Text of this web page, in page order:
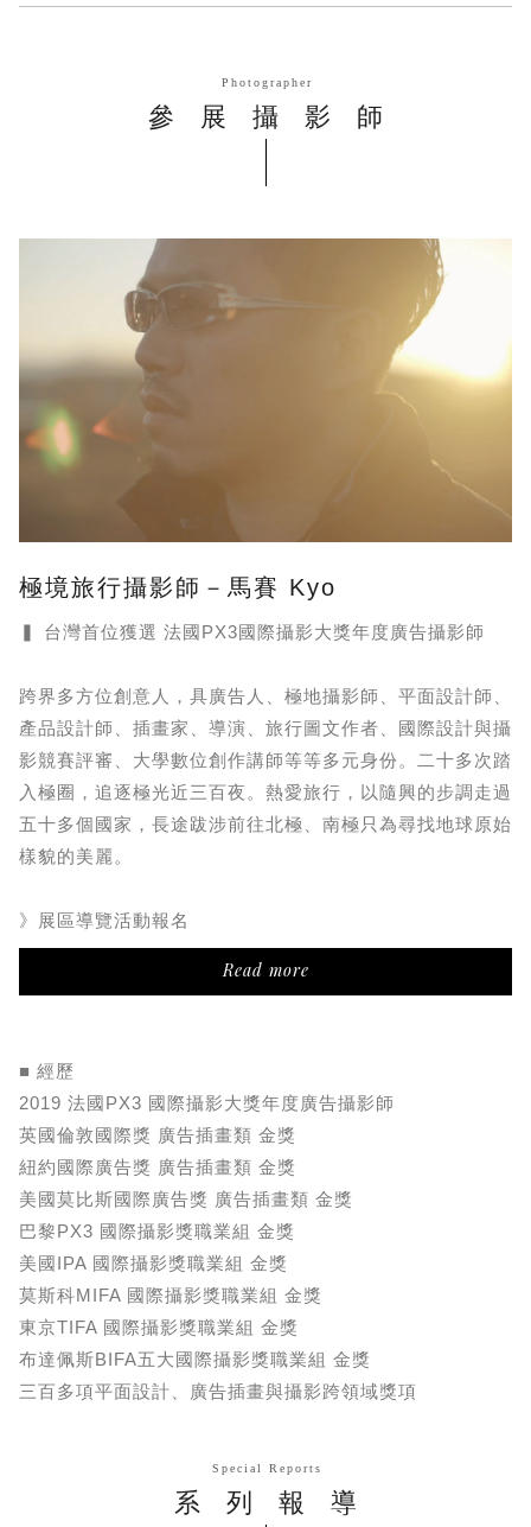
Photographer
參展攝影師
極境旅行攝影師－馬賽 Kyo
▍ 台灣首位獲選 法國PX3國際攝影大獎年度廣告攝影師
跨界多方位創意人，具廣告人、極地攝影師、平面設計師、
產品設計師、插畫家、導演、旅行圖文作者、國際設計與攝
影競賽評審、大學數位創作講師等等多元身份。二十多次踏
入極圈，追逐極光近三百夜。熱愛旅行，以隨興的步調走過
五十多個國家，長途跋涉前往北極、南極只為尋找地球原始
樣貌的美麗。
》展區導覽活動報名
Read more
■ 經歷
2019 法國PX3 國際攝影大獎年度廣告攝影師
英國倫敦國際獎 廣告插畫類 金獎
紐約國際廣告獎 廣告插畫類 金獎
美國莫比斯國際廣告獎 廣告插畫類 金獎
巴黎PX3 國際攝影獎職業組 金獎
美國IPA 國際攝影獎職業組 金獎
莫斯科MIFA 國際攝影獎職業組 金獎
東京TIFA 國際攝影獎職業組 金獎
布達佩斯BIFA五大國際攝影獎職業組 金獎
三百多項平面設計、廣告插畫與攝影跨領域獎項
Special Reports
系列報導